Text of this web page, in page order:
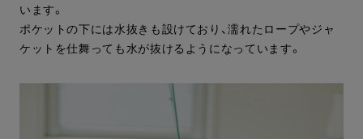
います。
ポケットの下には水抜きも設けており、濡れたロープやジャ
ケットを仕舞っても水が抜けるようになっています。